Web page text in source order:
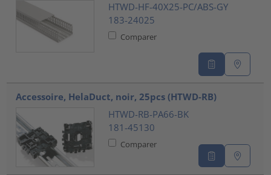
HTWD-HF-40X25-PC/ABS-GY
183-24025
Comparer
Accessoire, HelaDuct, noir, 25pcs (HTWD-RB)
HTWD-RB-PA66-BK
181-45130
Comparer